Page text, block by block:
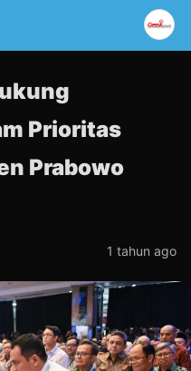
Prioritas
Prabowo
1 tahun ago